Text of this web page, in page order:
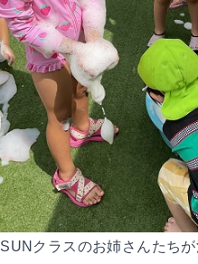
SUNクラスのお姉さんたち